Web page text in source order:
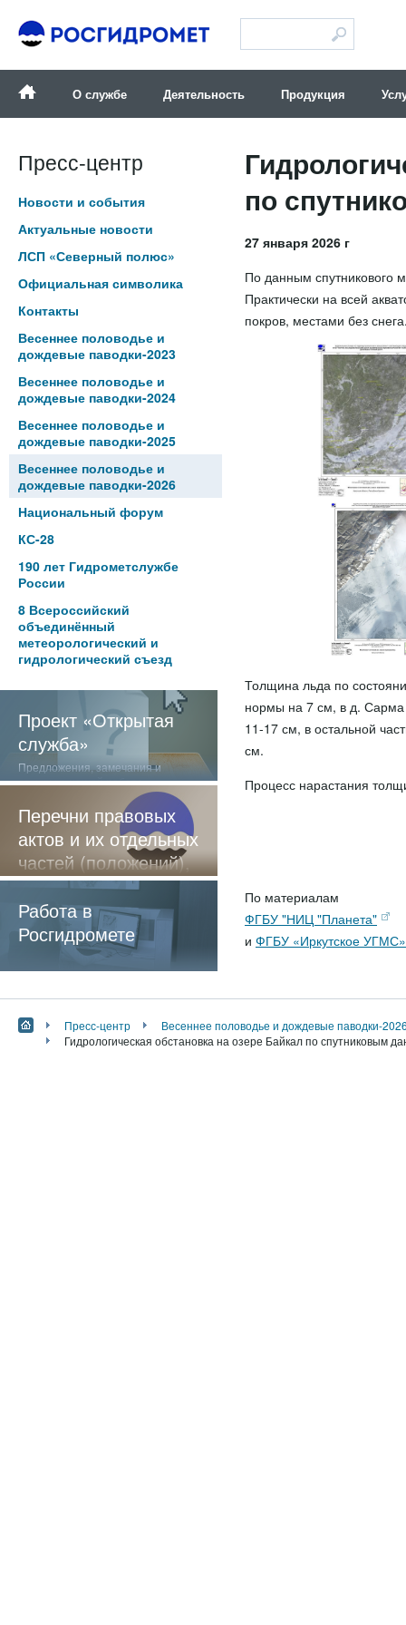
О службе Деятельность Продукция
Пресс-центр
Новости и события
Актуальные новости
ЛСП «Северный полюс»
Официальная символика
Контакты
Весеннее половодье и
дождевые паводки-2023
Весеннее половодье и
дождевые паводки-2024
Весеннее половодье и
дождевые паводки-2025
Весеннее половодье и
дождевые паводки-2026
Национальный форум
КС-28
190 лет Гидрометслужбе
России
8 Всероссийский
объединённый
метеорологический и
гидрологический съезд
Проект «Открытая
служба»
Предложения, замечания и
отзывы о нашей работе
Перечни правовых
актов и их отдельных
частей (положений),
содержащие
обязательные
требования
Работа в
Росгидромете
по
27 января 2026 г
По данным спутникового
Практически на всей
покров, местами без
Толщина льда по
нормы на 7 см, в д.
11-17 см, в остальной
см.
Процесс нарастания
По материалам
ФГБУ "НИЦ "Планета"
и ФГБУ «Иркутское УГМС»
Пресс-центр
Весеннее половодье и дождевые паводки-
Гидрологическая обстановка на озере Байкал по спутниковым